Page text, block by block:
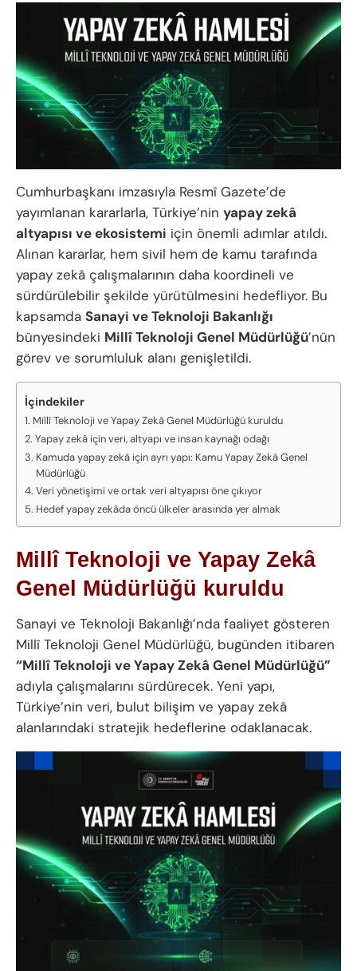
Cumhurbaşkanı imzasıyla Resmî Gazete’de
yayımlanan kararlarla, Türkiye’nin yapay zekâ
altyapısı ve ekosistemi için önemli adımlar atıldı.
Alınan kararlar, hem sivil hem de kamu tarafında
yapay zekâ çalışmalarının daha koordineli ve
sürdürülebilir şekilde yürütülmesini hedefliyor. Bu
kapsamda Sanayi ve Teknoloji Bakanlığı
bünyesindeki Millî Teknoloji Genel Müdürlüğü’nün
görev ve sorumluluk alanı genişletildi.
İçindekiler
Millî Teknoloji ve Yapay Zekâ Genel Müdürlüğü kuruldu
Yapay zekâ için veri, altyapı ve insan kaynağı odağı
Kamuda yapay zekâ için ayrı yapı: Kamu Yapay Zekâ Genel
Müdürlüğü
Veri yönetişimi ve ortak veri altyapısı öne çıkıyor
Hedef yapay zekâda öncü ülkeler arasında yer almak
Millî Teknoloji ve Yapay Zekâ
Genel Müdürlüğü kuruldu
Sanayi ve Teknoloji Bakanlığı’nda faaliyet gösteren
Millî Teknoloji Genel Müdürlüğü, bugünden itibaren
“Millî Teknoloji ve Yapay Zekâ Genel Müdürlüğü”
adıyla çalışmalarını sürdürecek. Yeni yapı,
Türkiye’nin veri, bulut bilişim ve yapay zekâ
alanlarındaki stratejik hedeflerine odaklanacak.